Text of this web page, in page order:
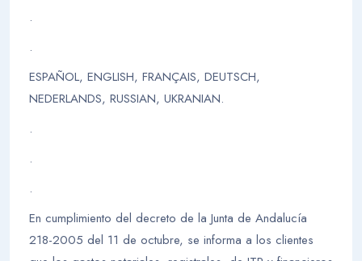
.
.
ESPAÑOL, ENGLISH, FRANÇAIS, DEUTSCH,
NEDERLANDS, RUSSIAN, UKRANIAN.
.
.
.
En cumplimiento del decreto de la Junta de Andalucía
218-2005 del 11 de octubre, se informa a los clientes